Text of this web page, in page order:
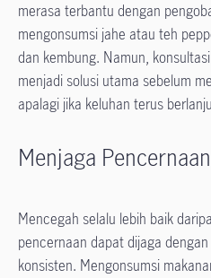
merasa terbantu dengan
mengonsumsi jahe atau teh
dan kembung. Namun,
menjadi solusi utama sebelum
apalagi jika keluhan terus
Menjaga
Mencegah selalu lebih baik
pencernaan dapat dijaga
konsisten. Mengonsumsi